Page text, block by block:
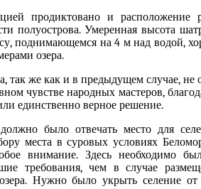
продиктовано и расположение
полуострова. Умеренная высота
поднимающемся на 4 м над водой,
озера.
так же как и в предыдущем случае, не
чувстве народных мастеров,
единственно верное решение.
было отвечать место для
места в суровых условиях
внимание. Здесь необходимо
требования, чем в случае
Нужно было укрыть селение от